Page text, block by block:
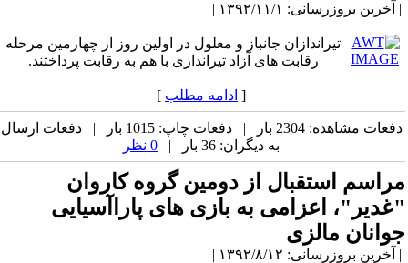
| آخرین بروزرسانی: ۱۳۹۲/۱۱/۱ |
تیراندازان جانباز و معلول در اولین روز از چهارمین مرحله
رقابت های آزاد تیراندازی با هم به رقابت پرداختند.
[ ادامه مطلب ]
دفعات مشاهده: 2304 بار | دفعات چاپ: 1015 بار | دفعات ارسال
به دیگران: 36 بار |
0 نظر
مراسم استقبال از دومین گروه کاروان
"غدیر"، اعزامی به بازی های پاراآسیایی
جوانان مالزی
| آخرین بروزرسانی: ۱۳۹۲/۸/۱۲ |